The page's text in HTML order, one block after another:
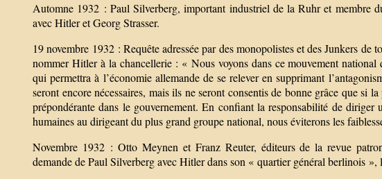
Automne 1932 : Paul Silverberg, important industriel de la Ruhr et membre
avec Hitler et Georg Strasser.
19 novembre 1932 : Requête adressée par des monopolistes et des Junkers
nommer Hitler à la chancellerie : « Nous voyons dans ce mouvement national
qui permettra à l’économie allemande de se relever en supprimant
seront encore nécessaires, mais ils ne seront consentis de bonne grâce que si
prépondérante dans le gouvernement. En confiant la responsabilité de
humaines au dirigeant du plus grand groupe national, nous éviterons les
Novembre 1932 : Otto Meynen et Franz Reuter, éditeurs de la revue
demande de Paul Silverberg avec Hitler dans son « quartier général berlinois »,